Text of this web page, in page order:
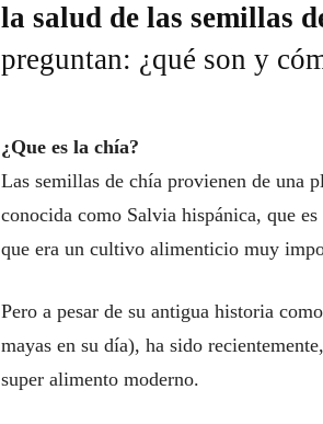
la salud de las semillas
preguntan: ¿qué son y
¿Que es la chía?
Las semillas de chía provienen de una
conocida como Salvia hispánica, que
que era un cultivo alimenticio muy
Pero a pesar de su antigua historia
mayas en su día), ha sido
super alimento moderno.